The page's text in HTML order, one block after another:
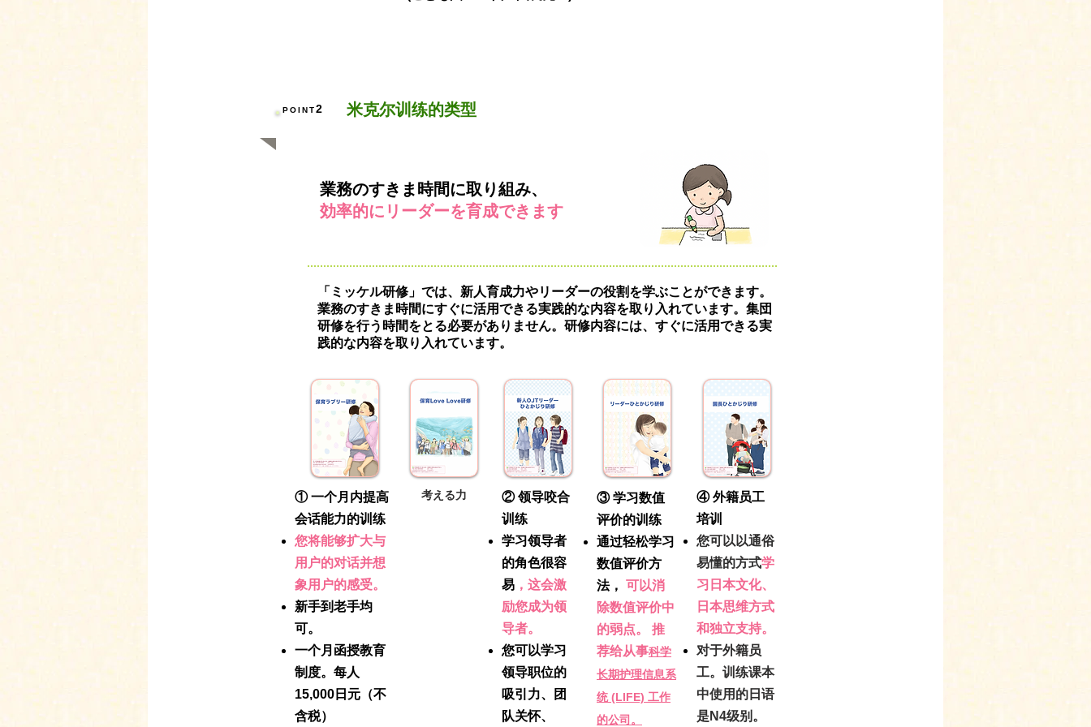
POINT2 米克尔训练的类型
業務のすきま時間に取り組み、
効率的にリーダーを育成できます
「ミッケル研修」では、新人育成力やリーダーの役割を学ぶことができます。
業務のすきま時間にすぐに活用できる実践的な内容を取り入れています。集団
研修を行う時間をとる必要がありません。研修内容には、すぐに活用できる実
践的な内容を取り入れています。
① 一个月内提高
会话能力的训练
您将能够扩大与
用户的对话并想
象用户的感受。
新手到老手均
可。
一个月函授教育
制度。每人
15,000日元（不
含税）
考える力
② 领导咬合
训练
学习领导者
的角色很容
易 ，这会激
励您成为领
导者。
您可以学习
领导职位的
吸引力、团
队关怀、
③ 学习数值
评价的训练
通过轻松学习
数值评价方
法， 可以消
除数值评价中
的弱点。
推
荐给从事科学
长期护理信息系
统 (LIFE) 工作
的公司。
④ 外籍员工
培训
您可以以通俗
易懂的方式学
习日本文化、
日本思维方式
和独立支持。
对于外籍员
工。训练课本
中使用的日语
是N4级别。